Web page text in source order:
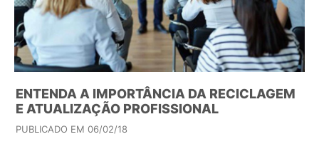
ENTENDA A IMPORTÂNCIA DA RECICLAGEM
E ATUALIZAÇÃO PROFISSIONAL
PUBLICADO EM 06/02/18